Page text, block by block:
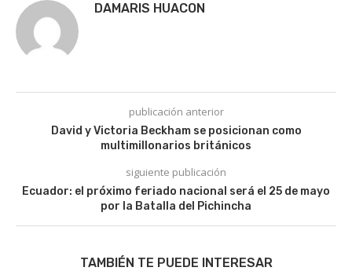
DAMARIS HUACON
publicación anterior
David y Victoria Beckham se posicionan como
multimillonarios británicos
siguiente publicación
Ecuador: el próximo feriado nacional será el 25 de mayo
por la Batalla del Pichincha
TAMBIÉN TE PUEDE INTERESAR